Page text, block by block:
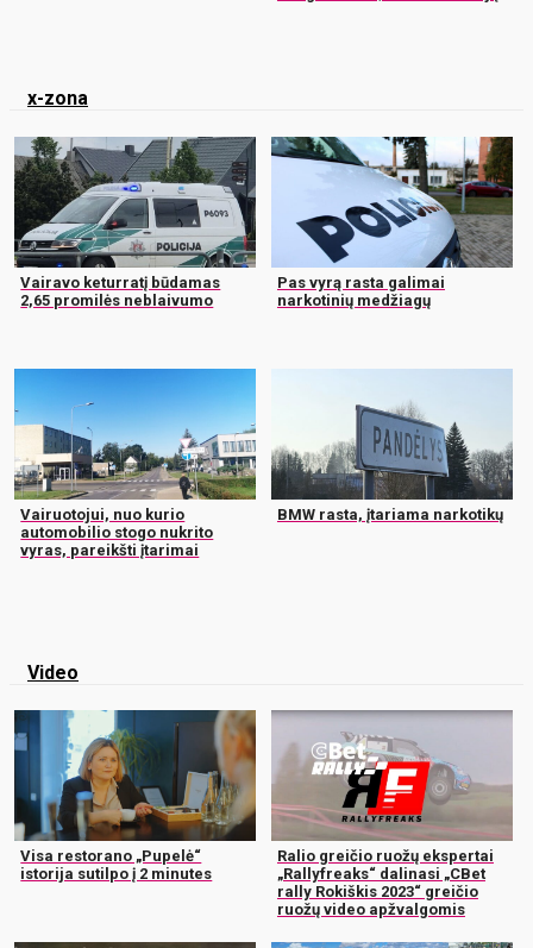
x-zona
Vairavo keturratį būdamas
2,65 promilės neblaivumo
Pas vyrą rasta galimai
narkotinių medžiagų
Vairuotojui, nuo kurio
automobilio stogo nukrito
vyras, pareikšti įtarimai
BMW rasta, įtariama narkotikų
Video
Visa restorano „Pupelė“
istorija sutilpo į 2 minutes
Ralio greičio ruožų ekspertai
„Rallyfreaks“ dalinasi „CBet
rally Rokiškis 2023“ greičio
ruožų video apžvalgomis